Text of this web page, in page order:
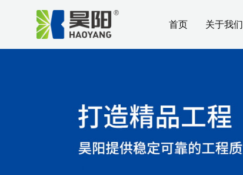
首页 关于我们
navigation